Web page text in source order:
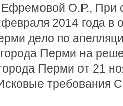
О.Р., При
2014 года в
дело по
Перми на
Перми от 21
требования